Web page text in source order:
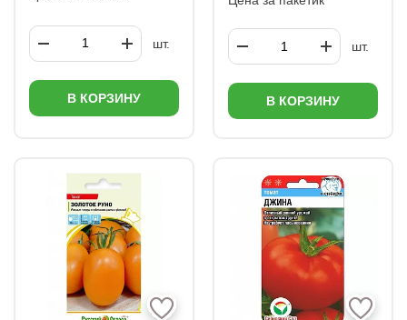
шт.
В КОРЗИНУ
шт.
В КОРЗИНУ